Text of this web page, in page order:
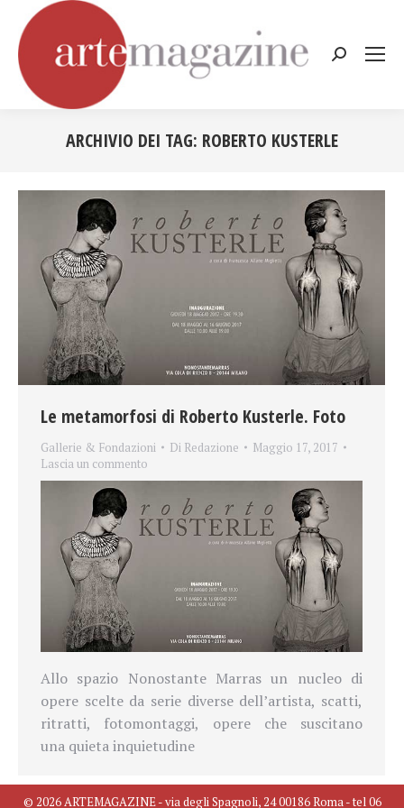
Cerca:
ARCHIVIO DEI TAG: ROBERTO KUSTERLE
Le metamorfosi di Roberto Kusterle. Foto
Gallerie & Fondazioni Di Redazione
Maggio 17, 2017
Lascia un commento
Allo spazio Nonostante Marras un nucleo di
opere scelte da serie diverse dell’artista, scatti,
ritratti, fotomontaggi, opere che suscitano
una quieta inquietudine
© 2026 ARTEMAGAZINE - via degli Spagnoli, 24 00186 Roma - tel 06